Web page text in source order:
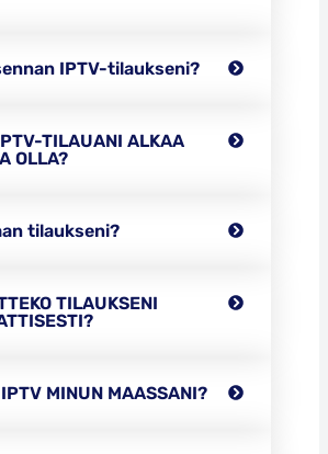
IPTV-tilaukseni?
TILAUANI ALKAA
OLLA?
tilaukseni?
TILAUKSENI
MINUN MAASSANI?